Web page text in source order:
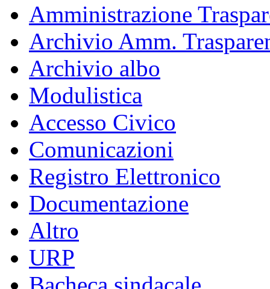
Amministrazione
Archivio Amm.
Archivio albo
Modulistica
Accesso Civico
Comunicazioni
Registro Elettronico
Documentazione
Altro
URP